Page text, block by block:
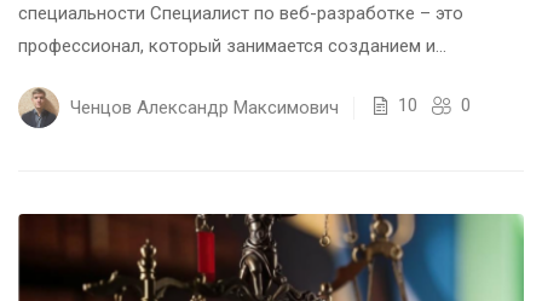
специальности Специалист по веб-разработке – это
профессионал, который занимается созданием и
технической поддержкой...
Ченцов Александр Максимович 10 0